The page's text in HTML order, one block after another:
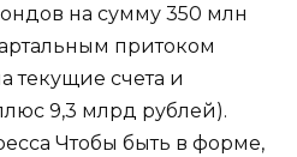
на сумму 350 млн
притоком
текущие счета и
9,3 млрд рублей).
Чтобы быть в форме,